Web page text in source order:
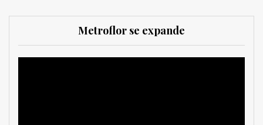
Metroflor se expande